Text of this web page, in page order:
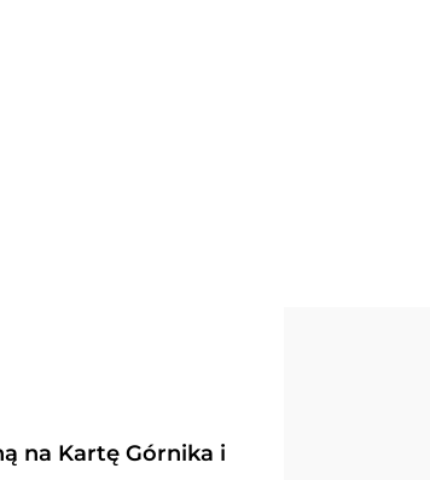
na Kartę Górnika i